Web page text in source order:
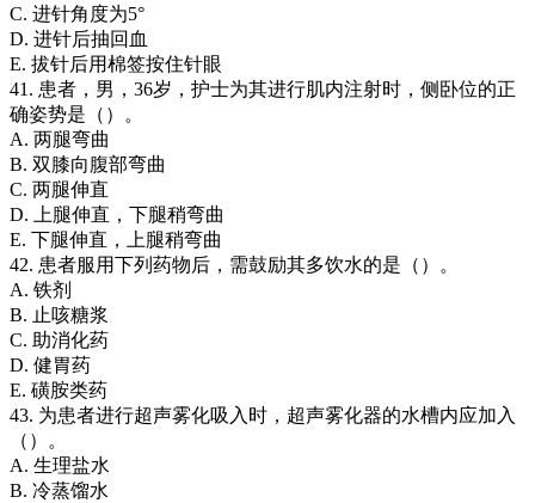
C. 进针角度为5°
D. 进针后抽回血
E. 拔针后用棉签按住针眼
41. 患者，男，36岁，护士为其进行肌内注射时，侧卧位的正
确姿势是（）。
A. 两腿弯曲
B. 双膝向腹部弯曲
C. 两腿伸直
D. 上腿伸直，下腿稍弯曲
E. 下腿伸直，上腿稍弯曲
42. 患者服用下列药物后，需鼓励其多饮水的是（）。
A. 铁剂
B. 止咳糖浆
C. 助消化药
D. 健胃药
E. 磺胺类药
43. 为患者进行超声雾化吸入时，超声雾化器的水槽内应加入
（）。
A. 生理盐水
B. 冷蒸馏水